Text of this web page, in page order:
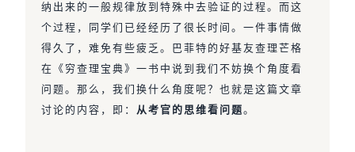
纳出来的一般规律放到特殊中去验证的过程。而这
个过程，同学们已经经历了很长时间。一件事情做
得久了，难免有些疲乏。巴菲特的好基友查理芒格
在《穷查理宝典》一书中说到我们不妨换个角度看
问题。那么，我们换什么角度呢？也就是这篇文章
讨论的内容，即： 从考官的思维看问题。